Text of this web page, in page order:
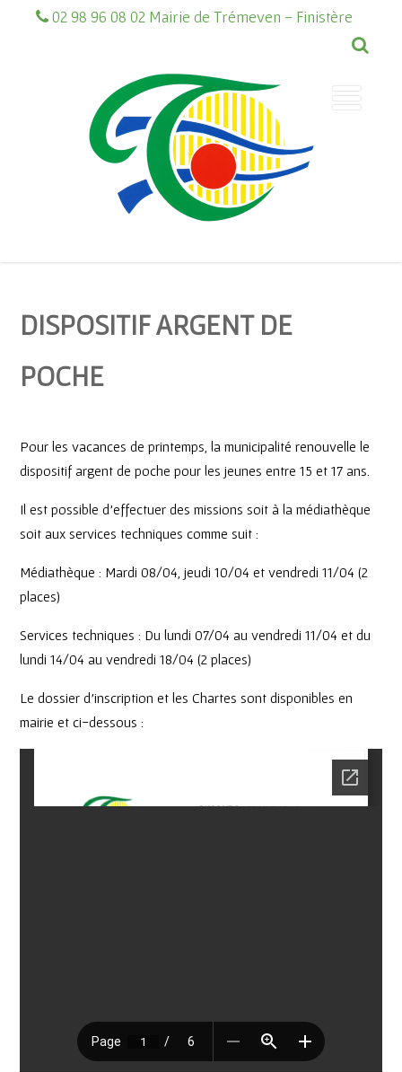
02 98 96 08 02 Mairie de Trémeven - Finistère
DISPOSITIF ARGENT DE
POCHE
Pour les vacances de printemps, la municipalité renouvelle le
dispositif argent de poche pour les jeunes entre 15 et 17 ans.
Il est possible d’effectuer des missions soit à la médiathèque
soit aux services techniques comme suit :
Médiathèque : Mardi 08/04, jeudi 10/04 et vendredi 11/04 (2
places)
Services techniques : Du lundi 07/04 au vendredi 11/04 et du
lundi 14/04 au vendredi 18/04 (2 places)
Le dossier d’inscription et les Chartes sont disponibles en
mairie et ci-dessous :